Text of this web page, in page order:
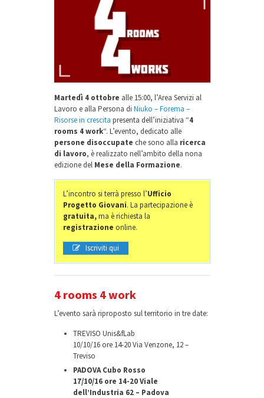
Martedì 4 ottobre alle 15:00, l’Area Servizi al
Lavoro e alla Persona di Niuko – Forema –
Risorse in crescita presenta dell’iniziativa “4
rooms 4 work“. L’evento, dedicato alle
persone disoccupate che sono alla ricerca
di lavoro, è realizzato nell’ambito della nona
edizione del Mese della Formazione.
L’incontro si terrà presso l’Ufficio
Progetto Giovani. La partecipazione è
gratuita,ma è richiesta la
registrazione online.
Iscriviti qui
4 rooms 4 work
L’evento sarà riproposto sul territorio in tre date:
TREVISO Unis&fLab
10/10/16 ore 14-20 Via Venzone, 12 –
Treviso
PADOVA Cubo Rosso
17/10/16 ore 14-20 Viale
dell’Industria 62 – Padova